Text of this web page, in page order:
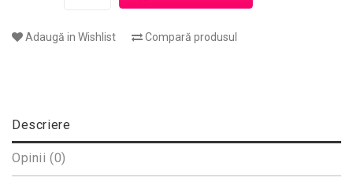
Adaugă in Wishlist Compară produsul
Descriere
Opinii (0)